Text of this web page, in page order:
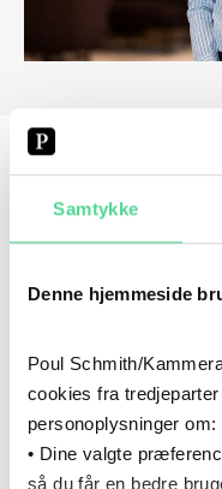
Samtykke
Denne hjemmeside
Poul Schmith/
cookies fra
personoplysninger om:
• Dine valgte
så du får en bedre
CV
2022- NU
2022–2025